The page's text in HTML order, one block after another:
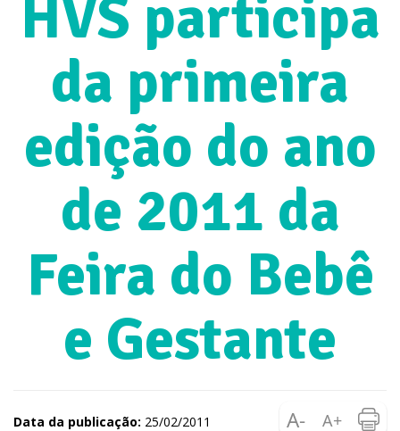
HVS participa
da primeira
edição do ano
de 2011 da
Feira do Bebê
e Gestante
Data da publicação: 25/02/2011